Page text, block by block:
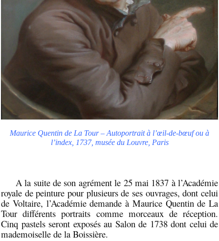
Maurice Quentin de La Tour – Autoportrait à l’œil-de-bœuf ou à
l’index, 1737, musée du Louvre, Paris
A la suite de son agrément le 25 mai 1837 à l’Académie
royale de peinture pour plusieurs de ses ouvrages, dont celui
de Voltaire, l’Académie demande à Maurice Quentin de La
Tour différents portraits comme morceaux de réception.
Cinq pastels seront exposés au Salon de 1738 dont celui de
mademoiselle de la Boissière.